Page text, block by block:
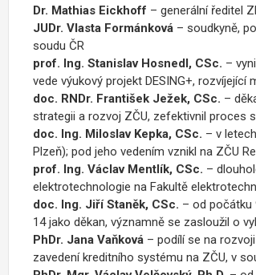
Dr. Mathias Eickhoff – generální ředitel
JUDr. Vlasta Formánková – soudkyně,
soudu ČR
prof. Ing. Stanislav Hosnedl, CSc. –
vede výukový projekt DESING+, rozvíjející
doc. RNDr. František Ježek, CSc. –
strategii a rozvoj ZČU, zefektivnil proces
doc. Ing. Miloslav Kepka, CSc. – v
Plzeň); pod jeho vedením vznikl na ZČU
prof. Ing. Václav Mentlík, CSc. –
elektrotechnologie na Fakultě
doc. Ing. Jiří Staněk, CSc. – od počátku
14 jako děkan, významně se zasloužil o
PhDr. Jana Vaňková – podílí se na
zavedení kreditního systému na ZČU, v